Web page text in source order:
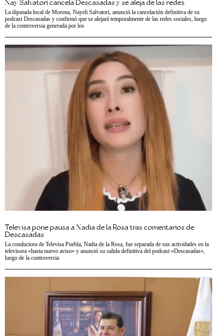
Nay Salvatori cancela Descasadas y se aleja de las redes
La diputada local de Morena, Nayeli Salvatori, anunció la cancelación definitiva de su
podcast Descasadas y confirmó que se alejará temporalmente de las redes sociales, luego
de la controversia generada por los
Televisa pone pausa a Nadia de la Rosa tras comentarios de
Descasadas
La conductora de Televisa Puebla, Nadia de la Rosa, fue separada de sus actividades en la
televisora «hasta nuevo aviso» y anunció su salida definitiva del podcast «Descasadas»,
luego de la controversia